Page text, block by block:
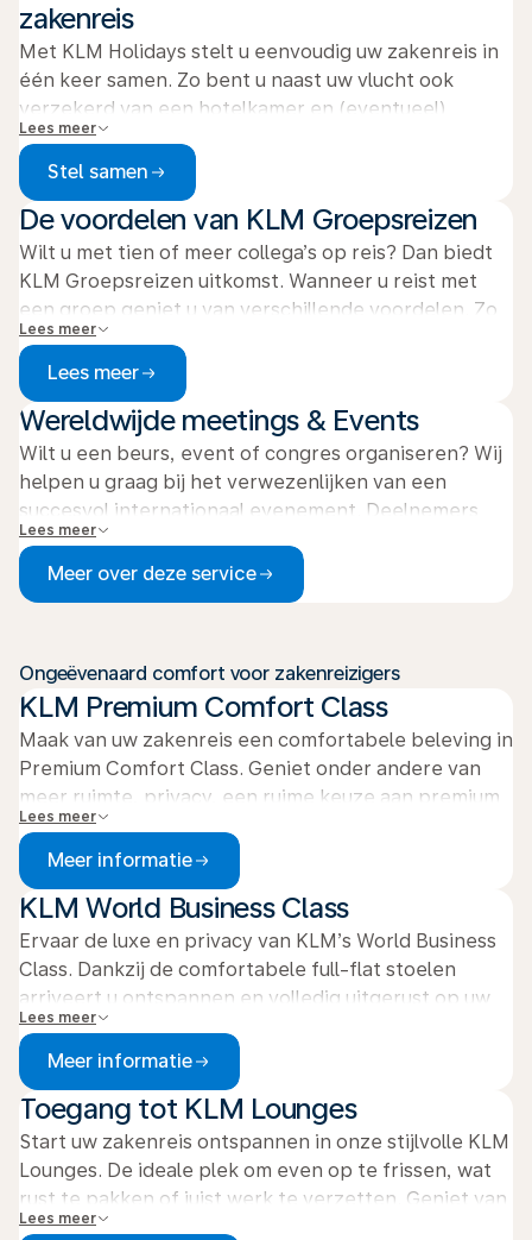
zakenreis
Met KLM Holidays stelt u eenvoudig uw zakenreis in
één keer samen. Zo bent u naast uw vlucht ook
verzekerd van een hotelkamer en (eventueel)
vervoer bij aankomst op uw bestemming. Als u een
KLM Holidays-pakketreis boekt, ontvangt u Flying
Blue Miles op uw vlucht.
Lees meer
Stel samen
De voordelen van KLM Groepsreizen
Wilt u met tien of meer collega’s op reis? Dan biedt
KLM Groepsreizen uitkomst. Wanneer u reist met
een groep geniet u van verschillende voordelen. Zo
is ruimbagage op bestemmingen buiten Europa
inbegrepen en bieden we flexibiliteit in het betalen
en annuleren.
Lees meer
Lees meer
Wereldwijde meetings & Events
Wilt u een beurs, event of congres organiseren? Wij
helpen u graag bij het verwezenlijken van een
succesvol internationaal evenement. Deelnemers
ontvangen tot 15% korting op hun vlucht en zowel
deelnemers als de organisator profiteren van nóg
meer voordelen.
Lees meer
Meer over deze service
Ongeëvenaard comfort voor zakenreizigers
KLM Premium Comfort Class
Maak van uw zakenreis een comfortabele beleving in
Premium Comfort Class. Geniet onder andere van
meer ruimte, privacy, een ruime keuze aan premium
gerechten en WiFi aan boord. Ervaar luxe tegen een
scherpe prijs. KLM Premium Comfort Class is
beschikbaar op alle Boeing 787- en 777- vliegtuigen
die naar intercontinentale bestemmingen vliegen.
Lees meer
Meer informatie
KLM World Business Class
Ervaar de luxe en privacy van KLM’s World Business
Class. Dankzij de comfortabele full-flat stoelen
arriveert u ontspannen en volledig uitgerust op uw
bestemming. Tevens profiteert u van toegang tot
onze lounges, prioriteit in boarden en exclusieve
maaltijden aan boord. Nog een to do-lijst af te
werken? Verbind met WiFi in het vliegtuig en werk
verder in de wolken.
Lees meer
Meer informatie
Toegang tot KLM Lounges
Start uw zakenreis ontspannen in onze stijlvolle KLM
Lounges. De ideale plek om even op te frissen, wat
rust te pakken of juist werk te verzetten. Geniet van
comfortabele zitplaatsen, gratis WiFi en een rustige
Lees meer